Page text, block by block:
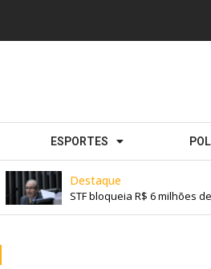
ESPORTES
Destaque
STF bloqueia R$ 6 milhões de